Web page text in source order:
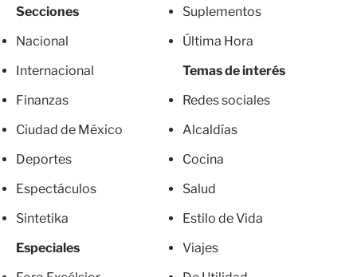
Secciones
Nacional
Internacional
Finanzas
Ciudad de México
Deportes
Espectáculos
Sintetika
Especiales
Suplementos
Última Hora
Temas de interés
Redes sociales
Alcaldías
Cocina
Salud
Estilo de Vida
Viajes